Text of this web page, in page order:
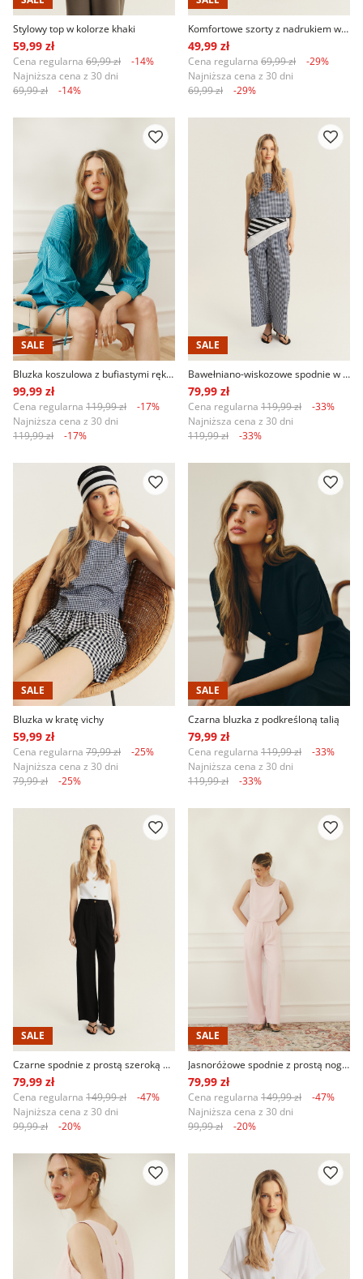
Stylowy top w kolorze khaki
59,99 zł
Cena regularna 69,99 zł
-14%
Najniższa cena z 30 dni
69,99 zł
-14%
Komfortowe szorty z nadrukiem w paski
49,99 zł
Cena regularna 69,99 zł
-29%
Najniższa cena z 30 dni
69,99 zł
-29%
SALE
Bluzka koszulowa z bufiastymi rękawami
99,99 zł
Cena regularna 119,99 zł
-17%
Najniższa cena z 30 dni
119,99 zł
-17%
SALE
Bawełniano-wiskozowe spodnie w kratę vichy
79,99 zł
Cena regularna 119,99 zł
-33%
Najniższa cena z 30 dni
119,99 zł
-33%
SALE
Bluzka w kratę vichy
59,99 zł
Cena regularna 79,99 zł
-25%
Najniższa cena z 30 dni
79,99 zł
-25%
SALE
Czarna bluzka z podkreśloną talią
79,99 zł
Cena regularna 119,99 zł
-33%
Najniższa cena z 30 dni
119,99 zł
-33%
SALE
Czarne spodnie z prostą szeroką nogawką
79,99 zł
Cena regularna 149,99 zł
-47%
Najniższa cena z 30 dni
99,99 zł
-20%
SALE
Jasnoróżowe spodnie z prostą nogawką
79,99 zł
Cena regularna 149,99 zł
-47%
Najniższa cena z 30 dni
99,99 zł
-20%